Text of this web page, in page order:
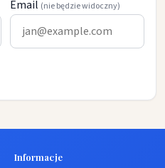
Email (nie będzie widoczny)
Informacje